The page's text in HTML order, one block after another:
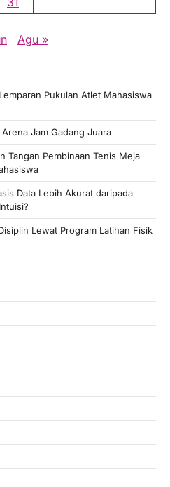
Agu »
Pukulan Atlet Mahasiswa
Jam Gadang Juara
Tangan Pembinaan Tenis Meja
Data Lebih Akurat daripada
Lewat Program Latihan Fisik